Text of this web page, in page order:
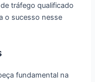
tráfego qualificado
o sucesso nesse
fundamental na